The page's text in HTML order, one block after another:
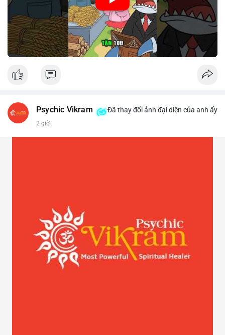
Psychic Vikram Đã thay đổi ảnh đại diện của anh ấy
2 giờ